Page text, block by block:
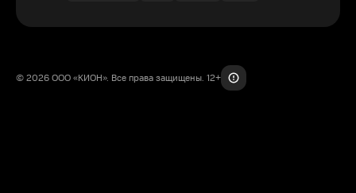
© 2026 ООО «КИОН». Все права защищены. 12+